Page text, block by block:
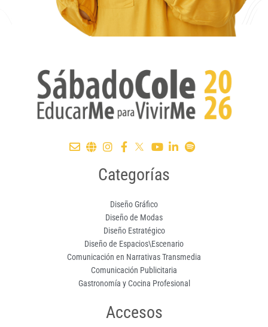
Categorías
Diseño Gráfico
Diseño de Modas
Diseño Estratégico
Diseño de Espacios\Escenario
Comunicación en Narrativas Transmedia
Comunicación Publicitaria
Gastronomía y Cocina Profesional
Accesos